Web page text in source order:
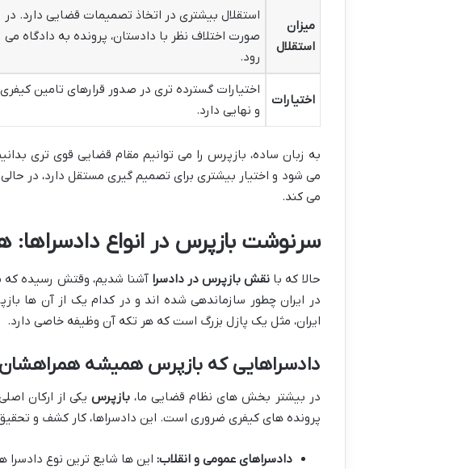
میزان
استقلال
استقلال بیشتری در اتخاذ تصمیمات قضایی دارد. در
صورت اختلاف نظر با دادستان، پرونده به دادگاه می
رود.
اختیارات
اختیارات گسترده تری در صدور قرارهای تامین کیفری
و نهایی دارد.
به زبان ساده، بازپرس را می توانیم مقام قضایی قوی تری
می شود و اختیار بیشتری برای تصمیم گیری مستقل دارد، در
می کند.
سرنوشت بازپرس در انواع
حالا که با نقش بازپرس در دادسرا آشنا شدیم، وقتش رسیده که
در ایران چطور سازماندهی شده اند و در کدام یک از آن ها
ایران، مثل یک پازل بزرگ است که هر تکه آن وظیفه خاصی دارد.
دادسراهایی که بازپرس همیشه
در بیشتر بخش های نظام قضایی ما، بازپرسیکی از ارکان
پرونده های کیفری ضروری است. این دادسراها، کار کشف و
دادسراهای عمومی و انقلاب: این ها شایع ترین نوع